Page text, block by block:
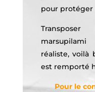
pour protéger
réaliste, voilà
est remporté
Pour le